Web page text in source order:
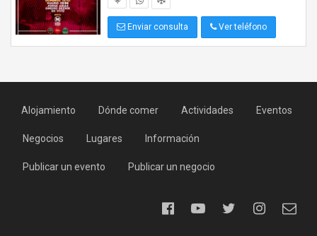
Enviar consulta Ver teléfono
Alojamiento Dónde comer Actividades Eventos
Negocios Lugares Información
Publicar un evento Publicar un negocio